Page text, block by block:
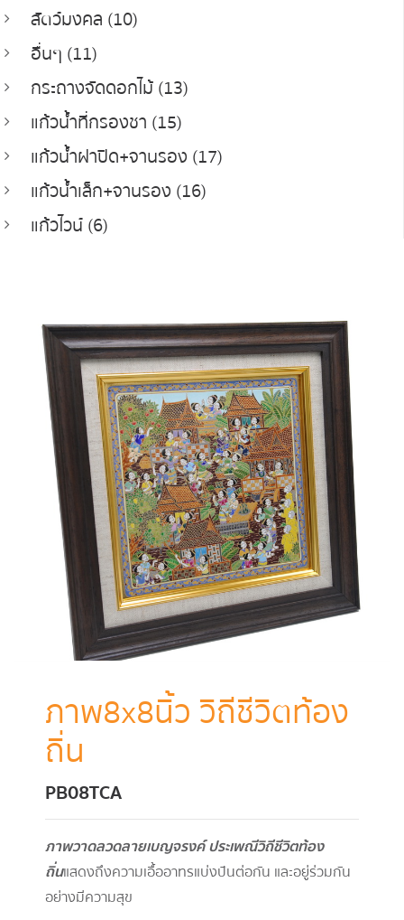
สัตว์มงคล (10)
อื่นๆ (11)
กระถางจัดดอกไม้ (13)
แก้วน้ำที่กรองชา (15)
แก้วน้ำฝาปิด+จานรอง (17)
แก้วน้ำเล็ก+จานรอง (16)
แก้วไวน์ (6)
ภาพ8x8นิ้ว วิถีชีวิตท้อง
ถิ่น
PB08TCA
ภาพวาดลวดลายเบญจรงค์ ประเพณีวิถีชีวิตท้อง
ถิ่นแสดงถึงความเอื้ออาทรแบ่งปันต่อกัน และอยู่ร่วมกัน
อย่างมีความสุข